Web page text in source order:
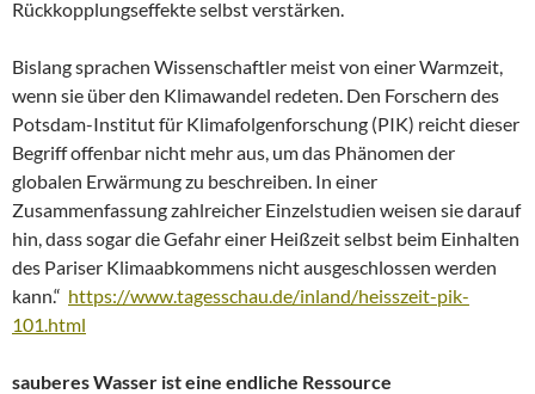
Rückkopplungseffekte selbst verstärken.
Bislang sprachen Wissenschaftler meist von einer Warmzeit,
wenn sie über den Klimawandel redeten. Den Forschern des
Potsdam-Institut für Klimafolgenforschung (PIK) reicht dieser
Begriff offenbar nicht mehr aus, um das Phänomen der
globalen Erwärmung zu beschreiben. In einer
Zusammenfassung zahlreicher Einzelstudien weisen sie darauf
hin, dass sogar die Gefahr einer Heißzeit selbst beim Einhalten
des Pariser Klimaabkommens nicht ausgeschlossen werden
kann.“ https://www.tagesschau.de/inland/heisszeit-pik-
101.html
sauberes Wasser ist eine endliche Ressource